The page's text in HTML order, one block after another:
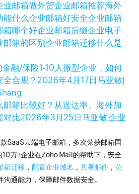
业邮箱做外贸企业邮箱推荐海外
能什么企业邮箱好安全企业邮箱
箱哪个好企业邮箱后缀企业电子
邮箱的区别企业邮箱迁移什么是
融/保险1-10人微型企业，如何
全合规？2026年4月17日马亚敏|
邮箱比较好？从送达率、海外加
对比2026年3月25日马亚敏|企业
SaaS云端电子邮箱，多次荣获邮箱国
万+企业在Zoho Mail的帮助下，安全
箱迁移 ，配置企业域名 ，共享邮件 ，公
沟通能力，保障邮件数据安全。